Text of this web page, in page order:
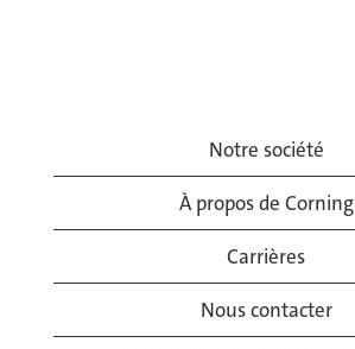
Notre société
À propos de Corning
Carrières
Nous contacter